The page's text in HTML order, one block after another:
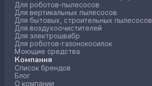
Для роботов-пылесосов
Для вертикальных пылесосов
Для бытовых, строительных пылесосов
Для воздухоочистителей
Для электрошвабр
Для роботов-газонокосилок
Моющие средства
Компания
Список брендов
Блог
О компании